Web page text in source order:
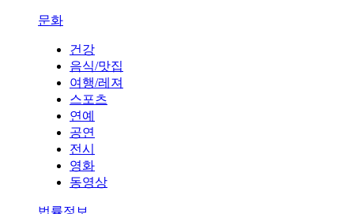
문화
건강
음식/맛집
여행/레져
스포츠
연예
공연
전시
영화
동영상
법률정보